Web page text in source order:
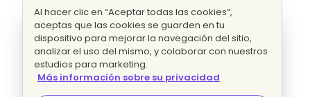
Al hacer clic en “Aceptar todas las cookies”,
aceptas que las cookies se guarden en tu
dispositivo para mejorar la navegación del sitio,
analizar el uso del mismo, y colaborar con nuestros
estudios para marketing.
Más información sobre su privacidad